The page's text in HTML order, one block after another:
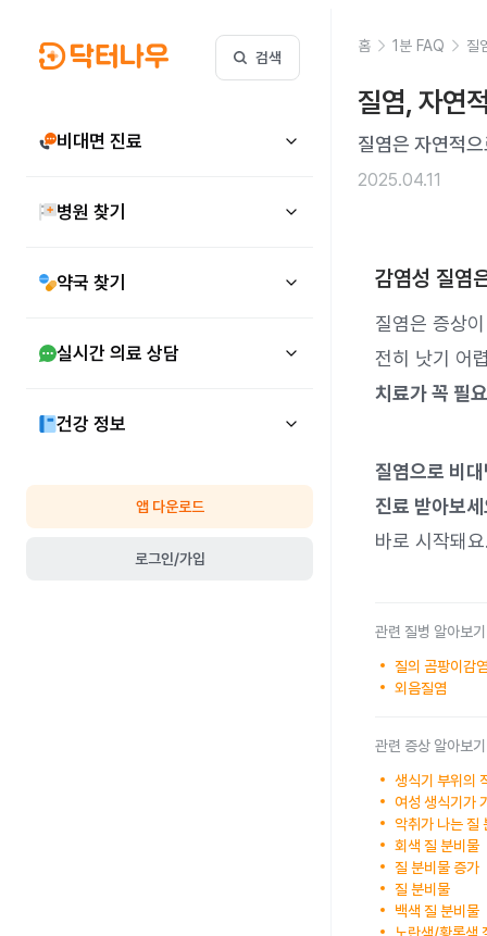
검색
비대면 진료
병원 찾기
약국 찾기
실시간 의료 상담
건강 정보
앱 다운로드
로그인/가입
홈 1분 FAQ 질
질염, 자연
질염은 자연적
2025.04.11
감염성 질염
질염은 증상
전히 낫기 어
치료가 꼭 필
질염으로 비
진료 받아보
바로 시작돼
관련 질병 알아보기
질의 곰팡이감
외음질염
관련 증상 알아보기
생식기 부위의
여성 생식기가
악취가 나는 질
회색 질 분비물
질 분비물 증가
질 분비물
백색 질 분비물